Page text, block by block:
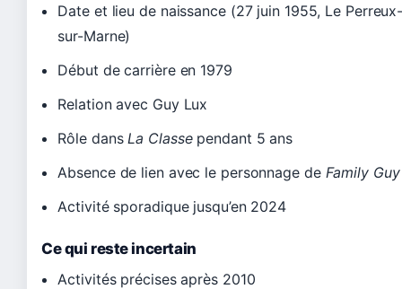
Date et lieu de naissance (27 juin 1955, Le
sur-Marne)
Début de carrière en 1979
Relation avec Guy Lux
Rôle dans La Classependant 5 ans
Absence de lien avec le personnage de Family Guy
Activité sporadique jusqu’en 2024
Ce qui reste incertain
Activités précises après 2010